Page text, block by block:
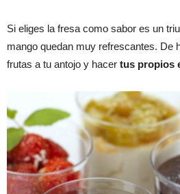
Si eliges la fresa como sabor es un
mango quedan muy refrescantes. De
frutas a tu antojo y hacer tus propios